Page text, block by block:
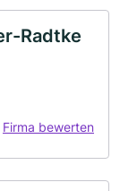
Radtke
Firma bewerten